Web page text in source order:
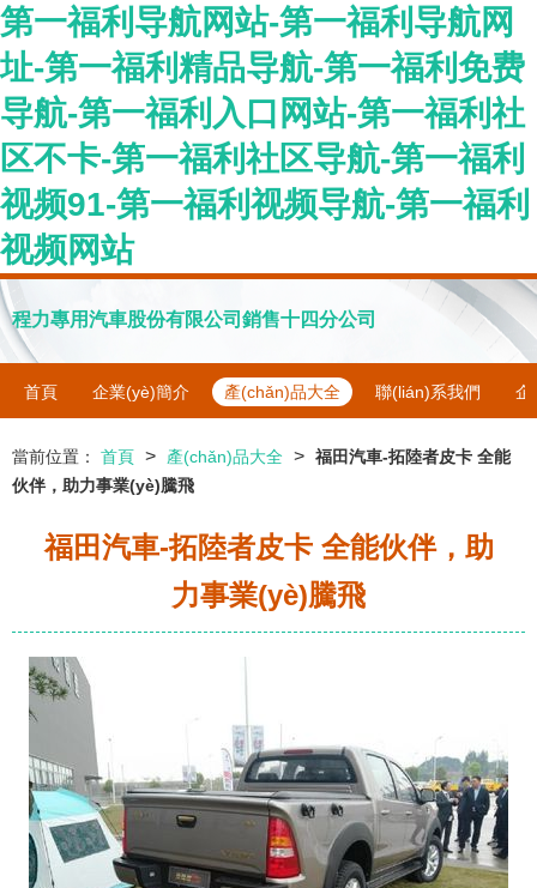
第一福利导航网站-第一福利导航网
址-第一福利精品导航-第一福利免费
导航-第一福利入口网站-第一福利社
区不卡-第一福利社区导航-第一福利
视频91-第一福利视频导航-第一福利
视频网站
程力專用汽車股份有限公司銷售十四分公司
首頁 企業(yè)簡介 產(chǎn)品大全 聯(lián)系我們 企
當前位置： 首頁 > 產(chǎn)品大全 > 福田汽車-拓陸者皮卡 全能
伙伴，助力事業(yè)騰飛
福田汽車-拓陸者皮卡 全能伙伴，助
力事業(yè)騰飛